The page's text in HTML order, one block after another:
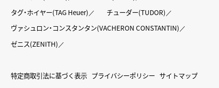
タグ・ホイヤー(TAG Heuer)
チューダー(TUDOR)
ヴァシュロン・コンスタンタン(VACHERON CONSTANTIN)
ゼニス(ZENITH)
特定商取引法に基づく表示 プライバシーポリシー サイトマップ